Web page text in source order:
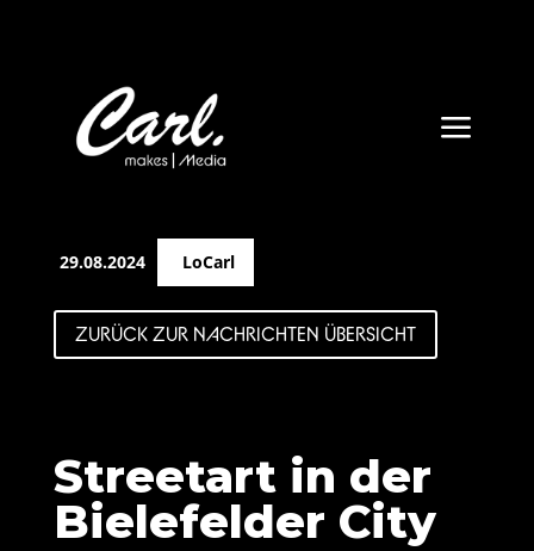
a
29.08.2024 LoCarl
ZURÜCK ZUR NACHRICHTEN ÜBERSICHT
Streetart in der
Bielefelder City